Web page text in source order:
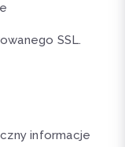
SSL.
informacje